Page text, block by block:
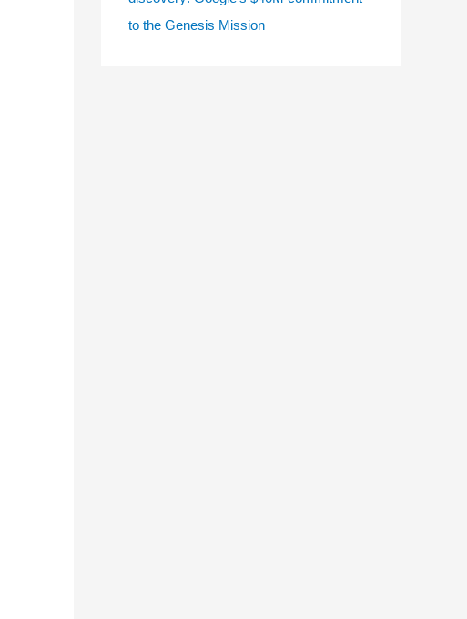
to the Genesis Mission